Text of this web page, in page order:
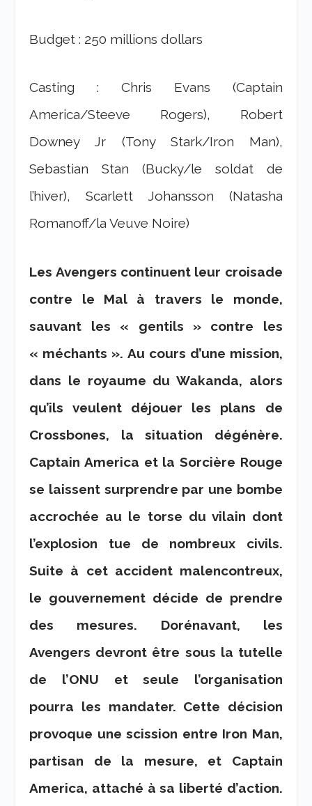
Budget : 250 millions dollars
Casting : Chris Evans (Captain
America/Steeve Rogers), Robert
Downey Jr (Tony Stark/Iron Man),
Sebastian Stan (Bucky/le soldat de
l’hiver), Scarlett Johansson (Natasha
Romanoff/la Veuve Noire)
Les Avengers continuent leur croisade
contre le Mal à travers le monde,
sauvant les « gentils » contre les
« méchants ». Au cours d’une mission,
dans le royaume du Wakanda, alors
qu’ils veulent déjouer les plans de
Crossbones, la situation dégénère.
Captain America et la Sorcière Rouge
se laissent surprendre par une bombe
accrochée au le torse du vilain dont
l’explosion tue de nombreux civils.
Suite à cet accident malencontreux,
le gouvernement décide de prendre
des mesures. Dorénavant, les
Avengers devront être sous la tutelle
de l’ONU et seule l’organisation
pourra les mandater. Cette décision
provoque une scission entre Iron Man,
partisan de la mesure, et Captain
America, attaché à sa liberté d’action.